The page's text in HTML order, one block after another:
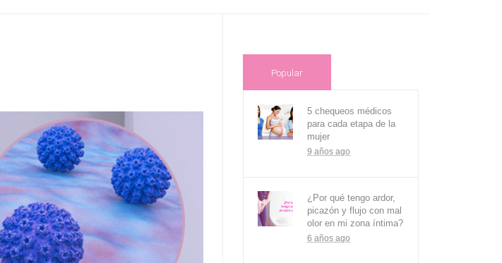
Popular
5 chequeos médicos
para cada etapa de la
mujer
9 años ago
¿Por qué tengo ardor,
picazón y flujo con mal
olor en mi zona íntima?
6 años ago